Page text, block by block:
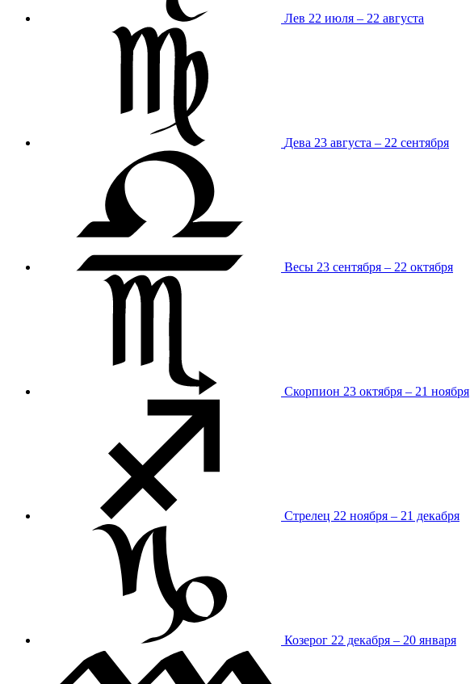
Лев 22 июля – 22 августа
Дева 23 августа – 22 сентября
Весы 23 сентября – 22 октября
Скорпион 23 октября – 21 ноября
Стрелец 22 ноября – 21 декабря
Козерог 22 декабря – 20 января